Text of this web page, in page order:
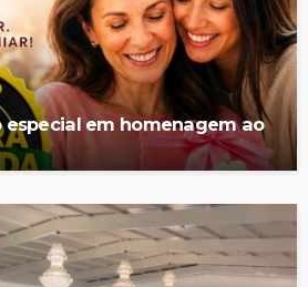
especial em homenagem ao